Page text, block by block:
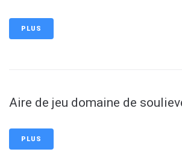
PLUS
Aire de jeu domaine de
PLUS